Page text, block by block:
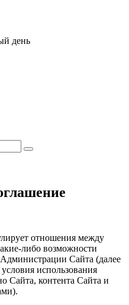
день
отношения между
либо возможности
Сайта (далее
использования
Сайта, контента Сайта и